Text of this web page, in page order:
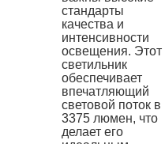
стандарты
качества и
интенсивности
освещения. Этот
светильник
обеспечивает
впечатляющий
световой поток в
3375 люмен, что
делает его